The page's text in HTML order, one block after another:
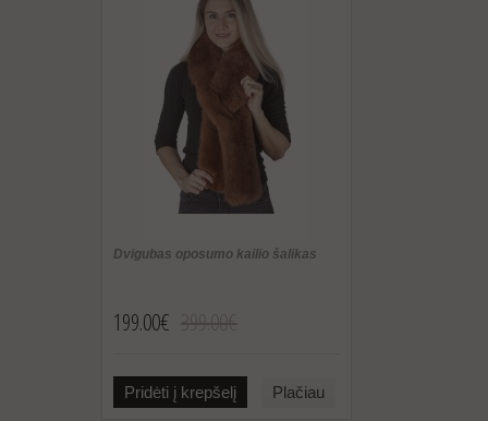
Dvigubas oposumo kailio šalikas
199.00€
Pridėti į krepšelį Plačiau